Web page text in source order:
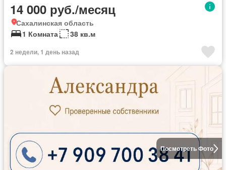
14 000 руб./месяц
Сахалинская область
1 Комната
38 кв.м
2 недели, 1 день назад
Посмотреть Фото